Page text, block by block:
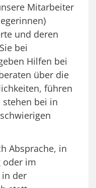
Mitarbeiter
und deren
bei
Hilfen bei
über die
führen
stehen bei in
Absprache, in
oder im
in der